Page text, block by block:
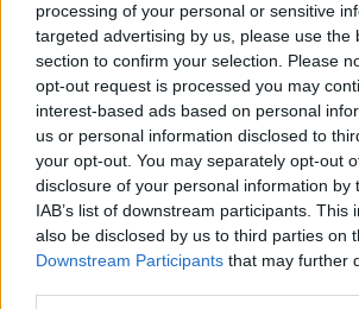
processing of your personal or sensitive
targeted advertising by us, please use the
section to confirm your selection. Please
opt-out request is processed you may
interest-based ads based on personal
us or personal information disclosed to
your opt-out. You may separately opt-out
disclosure of your personal information by
IAB’s list of downstream participants. This
also be disclosed by us to third parties on
Downstream Participants that may further
Dovlecei Pane In Stil
Tzatziki
Recomandări
1